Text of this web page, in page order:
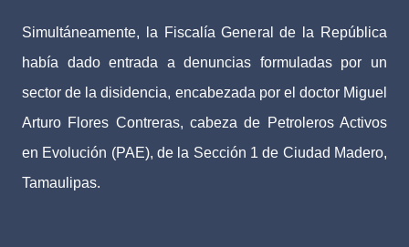
Simultáneamente, la Fiscalía General de la República
había dado entrada a denuncias formuladas por un
sector de la disidencia, encabezada por el doctor Miguel
Arturo Flores Contreras, cabeza de Petroleros Activos
en Evolución (PAE), de la Sección 1 de Ciudad Madero,
Tamaulipas.